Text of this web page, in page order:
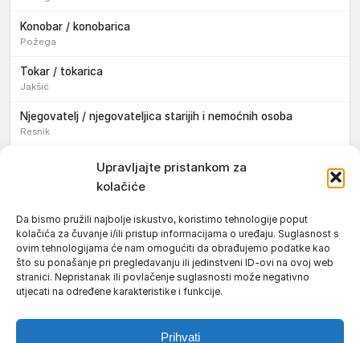
Upravljajte pristankom za
kolačiće
Da bismo pružili najbolje iskustvo, koristimo tehnologije poput
kolačića za čuvanje i/ili pristup informacijama o uređaju. Suglasnost s
ovim tehnologijama će nam omogućiti da obrađujemo podatke kao
što su ponašanje pri pregledavanju ili jedinstveni ID-ovi na ovoj web
stranici. Nepristanak ili povlačenje suglasnosti može negativno
utjecati na određene karakteristike i funkcije.
Prihvati
Konobar / konobarica
Požega
Tokar / tokarica
Jakšić
Njegovatelj / njegovateljica starijih i nemoćnih osoba
Resnik
Konobar / konobarica
Jakšić
Vozač / vozačica teretnog vozila s poluprikolicom
Požega
Pomoćnik/ica u nastavi